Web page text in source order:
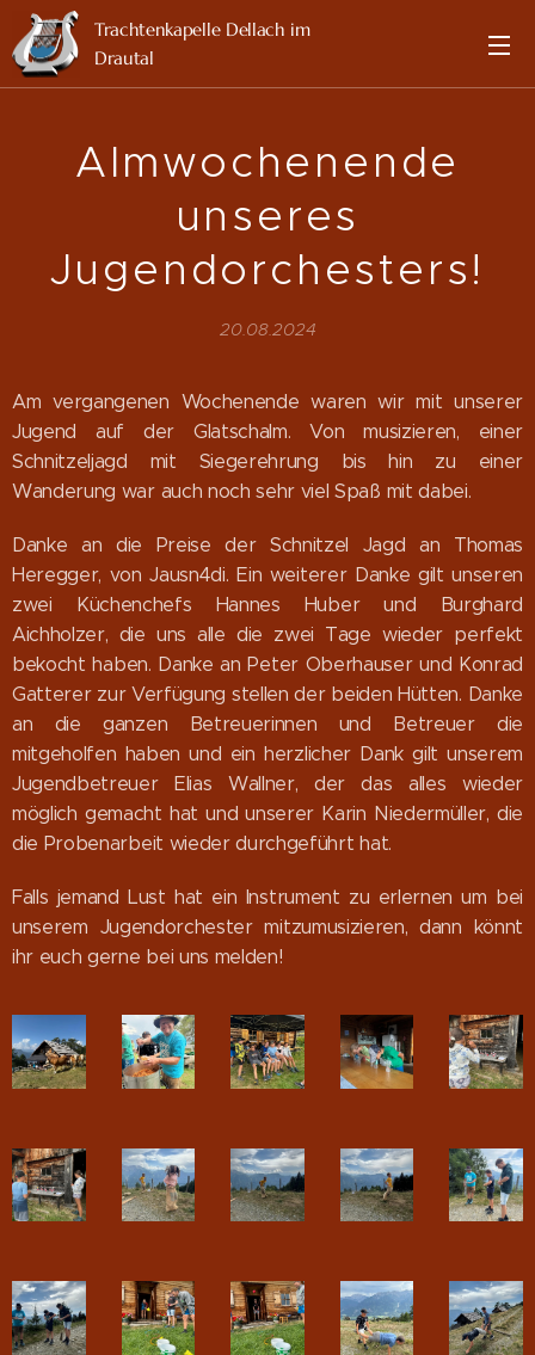
Trachtenkapelle Dellach im
Drautal
Almwochenende
unseres
Jugendorchesters!
20.08.2024
Am vergangenen Wochenende waren wir mit unserer
Jugend auf der Glatschalm. Von musizieren, einer
Schnitzeljagd mit Siegerehrung bis hin zu einer
Wanderung war auch noch sehr viel Spaß mit dabei.
Danke an die Preise der Schnitzel Jagd an Thomas
Heregger, von Jausn4di. Ein weiterer Danke gilt unseren
zwei Küchenchefs Hannes Huber und Burghard
Aichholzer, die uns alle die zwei Tage wieder perfekt
bekocht haben. Danke an Peter Oberhauser und Konrad
Gatterer zur Verfügung stellen der beiden Hütten. Danke
an die ganzen Betreuerinnen und Betreuer die
mitgeholfen haben und ein herzlicher Dank gilt unserem
Jugendbetreuer Elias Wallner, der das alles wieder
möglich gemacht hat und unserer Karin Niedermüller, die
die Probenarbeit wieder durchgeführt hat.
Falls jemand Lust hat ein Instrument zu erlernen um bei
unserem Jugendorchester mitzumusizieren, dann könnt
ihr euch gerne bei uns melden!